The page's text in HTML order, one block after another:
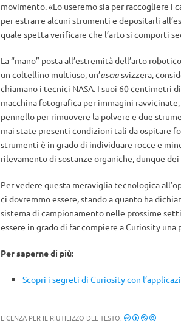
movimento. «Lo useremo sia per raccogliere i
per estrarre alcuni strumenti e depositarli
quale spetta verificare che l’arto si comporti
La “mano” posta all’estremità dell’arto
un coltellino multiuso, un’asciasvizzera,
chiamano i tecnici NASA. I suoi 60 centimetri
macchina fotografica per immagini
pennello per rimuovere la polvere e due
mai state presenti condizioni tali da ospitare
strumenti è in grado di individuare rocce e
rilevamento di sostanze organiche, dunque
Per vedere questa meraviglia tecnologica
ci dovremmo essere, stando a quanto ha
sistema di campionamento nelle prossime
essere in grado di far compiere a Curiosity una
Per saperne di più:
Scopri i segreti di Curiosity con
LICENZA PER IL RIUTILIZZO DEL TESTO: